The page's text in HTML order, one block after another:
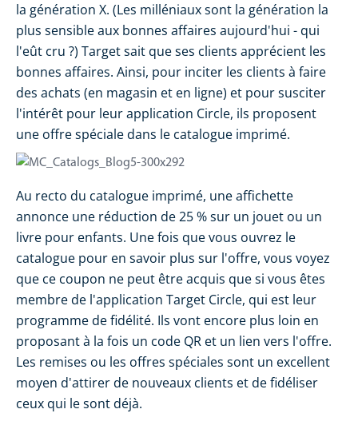
la génération X. (Les milléniaux sont la génération la
plus sensible aux bonnes affaires aujourd'hui - qui
l'eût cru ?) Target sait que ses clients apprécient les
bonnes affaires. Ainsi, pour inciter les clients à faire
des achats (en magasin et en ligne) et pour susciter
l'intérêt pour leur application Circle, ils proposent
une offre spéciale dans le catalogue imprimé.
Au recto du catalogue imprimé, une affichette
annonce une réduction de 25 % sur un jouet ou un
livre pour enfants. Une fois que vous ouvrez le
catalogue pour en savoir plus sur l'offre, vous voyez
que ce coupon ne peut être acquis que si vous êtes
membre de l'application Target Circle, qui est leur
programme de fidélité. Ils vont encore plus loin en
proposant à la fois un code QR et un lien vers l'offre.
Les remises ou les offres spéciales sont un excellent
moyen d'attirer de nouveaux clients et de fidéliser
ceux qui le sont déjà.